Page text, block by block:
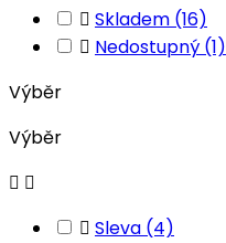
 Skladem (16)
 Nedostupný (1)
Výběr
Výběr
 
 Sleva (4)